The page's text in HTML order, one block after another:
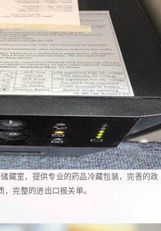
藏室，提供专业的药品冷藏包装，完善的政
，完整的进出口报关单。